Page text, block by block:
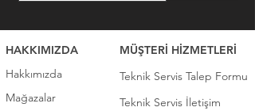
HAKKIMIZDA
Hakkımızda
Mağazalar
MÜŞTERİ HİZMETLERİ
Teknik Servis Talep Formu
Teknik Servis İletişim